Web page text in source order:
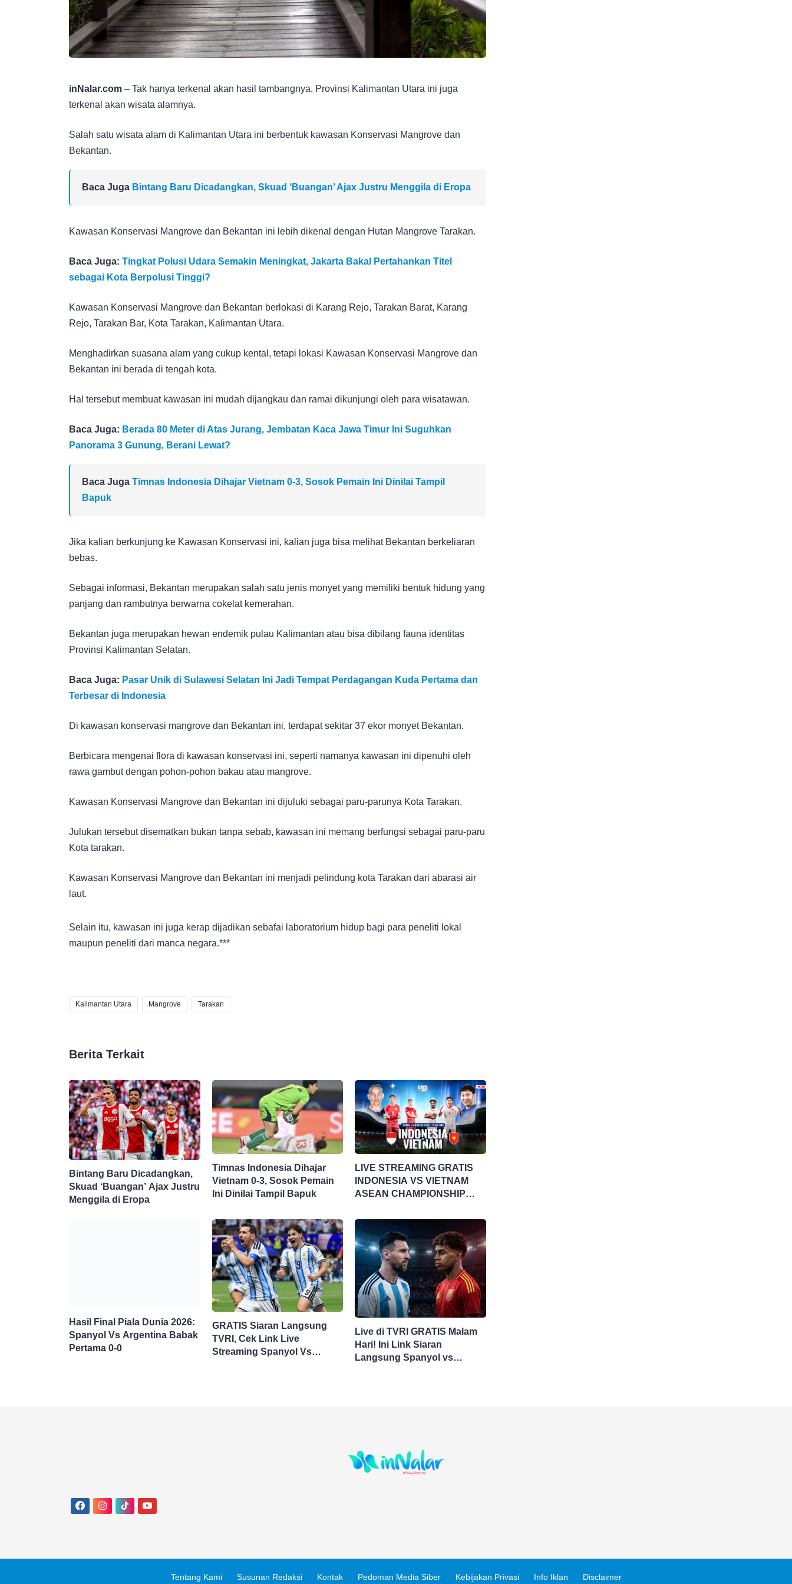
inNalar.com – Tak hanya terkenal akan hasil tambangnya, Provinsi Kalimantan Utara ini juga
terkenal akan wisata alamnya.
Salah satu wisata alam di Kalimantan Utara ini berbentuk kawasan Konservasi Mangrove dan
Bekantan.
Baca Juga Bintang Baru Dicadangkan, Skuad ‘Buangan’ Ajax Justru Menggila di Eropa
Kawasan Konservasi Mangrove dan Bekantan ini lebih dikenal dengan Hutan Mangrove Tarakan.
Baca Juga: Tingkat Polusi Udara Semakin Meningkat, Jakarta Bakal Pertahankan Titel
sebagai Kota Berpolusi Tinggi?
Kawasan Konservasi Mangrove dan Bekantan berlokasi di Karang Rejo, Tarakan Barat, Karang
Rejo, Tarakan Bar, Kota Tarakan, Kalimantan Utara.
Menghadirkan suasana alam yang cukup kental, tetapi lokasi Kawasan Konservasi Mangrove dan
Bekantan ini berada di tengah kota.
Hal tersebut membuat kawasan ini mudah dijangkau dan ramai dikunjungi oleh para wisatawan.
Baca Juga: Berada 80 Meter di Atas Jurang, Jembatan Kaca Jawa Timur Ini Suguhkan
Panorama 3 Gunung, Berani Lewat?
Baca Juga Timnas Indonesia Dihajar Vietnam 0-3, Sosok Pemain Ini Dinilai Tampil
Bapuk
Jika kalian berkunjung ke Kawasan Konservasi ini, kalian juga bisa melihat Bekantan berkeliaran
bebas.
Sebagai informasi, Bekantan merupakan salah satu jenis monyet yang memiliki bentuk hidung yang
panjang dan rambutnya berwarna cokelat kemerahan.
Bekantan juga merupakan hewan endemik pulau Kalimantan atau bisa dibilang fauna identitas
Provinsi Kalimantan Selatan.
Baca Juga: Pasar Unik di Sulawesi Selatan Ini Jadi Tempat Perdagangan Kuda Pertama dan
Terbesar di Indonesia
Di kawasan konservasi mangrove dan Bekantan ini, terdapat sekitar 37 ekor monyet Bekantan.
Berbicara mengenai flora di kawasan konservasi ini, seperti namanya kawasan ini dipenuhi oleh
rawa gambut dengan pohon-pohon bakau atau mangrove.
Kawasan Konservasi Mangrove dan Bekantan ini dijuluki sebagai paru-parunya Kota Tarakan.
Julukan tersebut disematkan bukan tanpa sebab, kawasan ini memang berfungsi sebagai paru-paru
Kota tarakan.
Kawasan Konservasi Mangrove dan Bekantan ini menjadi pelindung kota Tarakan dari abarasi air
laut.
Selain itu, kawasan ini juga kerap dijadikan sebafai laboratorium hidup bagi para peneliti lokal
maupun peneliti dari manca negara.***
Kalimantan Utara Mangrove Tarakan
Berita Terkait
Bintang Baru Dicadangkan,
Skuad ‘Buangan’ Ajax Justru
Menggila di Eropa
Timnas Indonesia Dihajar
Vietnam 0-3, Sosok Pemain
Ini Dinilai Tampil Bapuk
LIVE STREAMING GRATIS
INDONESIA VS VIETNAM
ASEAN CHAMPIONSHIP
Hasil Final Piala Dunia 2026:
Spanyol Vs Argentina Babak
Pertama 0-0
GRATIS Siaran Langsung
TVRI, Cek Link Live
Streaming Spanyol Vs
Live di TVRI GRATIS Malam
Hari! Ini Link Siaran
Langsung Spanyol vs
Tentang Kami Susunan Redaksi Kontak Pedoman Media Siber Kebijakan Privasi Info Iklan Disclaimer